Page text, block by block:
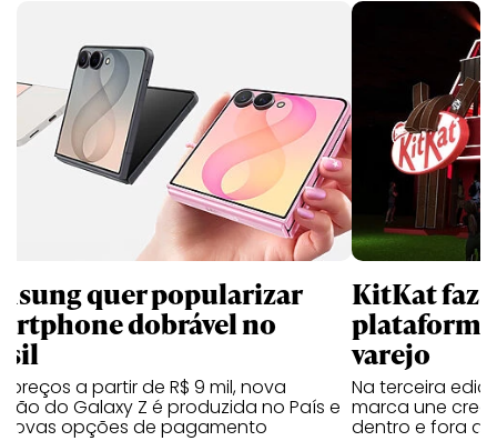
quer popularizar
dobrável no
preços a partir de R$ 9 mil, nova
do Galaxy Z é produzida no País e
opções de pagamento
KitKat faz
plataforma
varejo
Na terceira
marca une
dentro e fora